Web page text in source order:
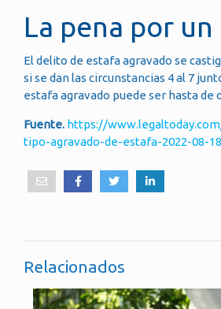
La pena por
El delito de estafa agravado se
si se dan las circunstancias 4 al 7
estafa agravado puede ser hasta de
Fuente. https://
tipo-agravado-de-estafa-2022-08-
Relacionados